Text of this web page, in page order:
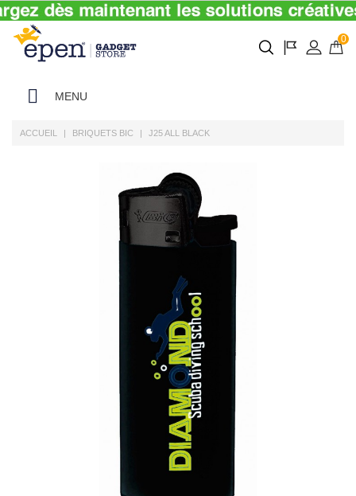
0
MENU
ACCUEIL BRIQUETS BIC J25 ALL BLACK